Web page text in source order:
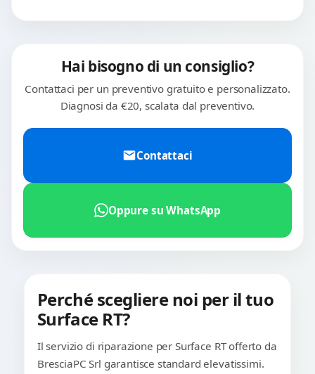
Hai bisogno di un consiglio?
Contattaci per un preventivo gratuito e personalizzato.
Diagnosi da €20, scalata dal preventivo.
Contattaci
Oppure su WhatsApp
Perché scegliere noi per il tuo
Surface RT?
Il servizio di riparazione per Surface RT offerto da
BresciaPC Srl garantisce standard elevatissimi.